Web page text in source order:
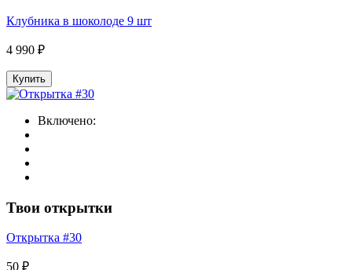
Клубника в шоколоде 9 шт
4 990 ₽
Купить
Включено:
Твои открытки
Открытка #30
50 ₽